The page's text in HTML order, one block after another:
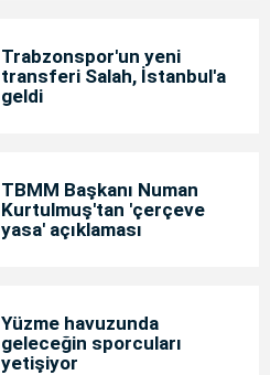
Trabzonspor'un yeni
transferi Salah, İstanbul'a
geldi
TBMM Başkanı Numan
Kurtulmuş'tan 'çerçeve
yasa' açıklaması
Yüzme havuzunda
geleceğin sporcuları
yetişiyor